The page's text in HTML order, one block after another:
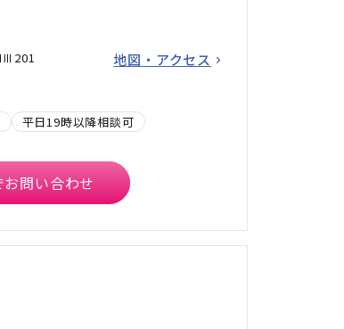
地図・アクセス
平日19時以降相談可
問い合わせ